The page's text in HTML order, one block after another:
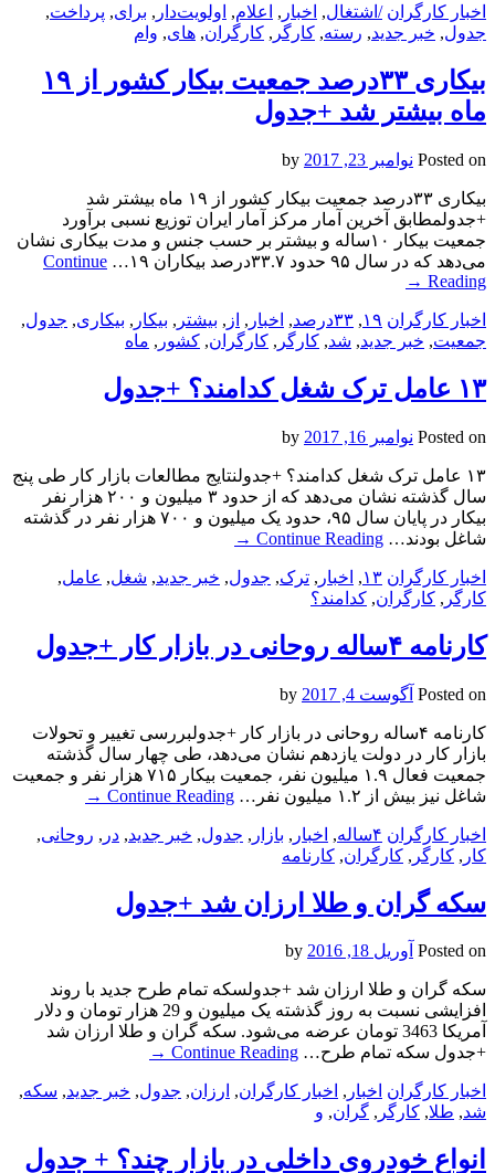
اخبار کارگران /اشتغال, اخبار , اعلام, اولویت‌دار , برای, پرداخت,
جدول, خبر جدید, رسته, کارگر , کارگران, های, وام
بیکاری ۳۳درصد جمعیت بیکار کشور از ۱۹
ماه بیشتر شد +جدول
Posted on نوامبر 23, 2017
بیکاری ۳۳درصد جمعیت بیکار کشور از ۱۹ ماه بیشتر شد
+جدولمطابق آخرین آمار مرکز آمار ایران توزیع نسبی برآورد
جمعیت بیکار ۱۰ساله و بیشتر بر حسب جنس و مدت بیکاری نشان
می‌دهد که در سال ۹۵ حدود ۳۳.۷درصد بیکاران ۱۹…
Continue
Reading
→
اخبار کارگران ۱۹, ۳۳درصد , اخبار , از , بیشتر , بیکار , بیکاری, جدول,
جمعیت, خبر جدید, شد, کارگر , کارگران, کشور , ماه
۱۳ عامل ترک شغل کدامند؟ +جدول
Posted on نوامبر 16, 2017
۱۳ عامل ترک شغل کدامند؟ +جدولنتایج مطالعات بازار کار طی پنج
سال گذشته نشان می‌دهد که از حدود ۳ میلیون و ۲۰۰ هزار نفر
بیکار در پایان سال ۹۵، حدود یک میلیون و ۷۰۰ هزار نفر در گذشته
شاغل بودند… Continue Reading
→
اخبار کارگران ۱۳, اخبار , ترک, جدول, خبر جدید, شغل, عامل,
کارگر , کارگران, کدامند؟
کارنامه ۴ساله روحانی در بازار کار +جدول
Posted on آگوست 4, 2017
کارنامه ۴ساله روحانی در بازار کار +جدولبررسی تغییر و تحولات
بازار کار در دولت یازدهم نشان می‌دهد، طی چهار سال گذشته
جمعیت فعال ۱.۹ میلیون نفر، جمعیت بیکار ۷۱۵ هزار نفر و جمعیت
شاغل نیز بیش از ۱.۲ میلیون نفر…
Continue Reading
→
اخبار کارگران ۴ساله , اخبار , بازار , جدول, خبر جدید, در , روحانی,
کار , کارگر , کارگران, کارنامه
سکه گران و طلا ارزان شد +جدول
Posted on آوریل 18, 2016
سکه گران و طلا ارزان شد +جدولسکه تمام طرح جدید با روند
افزایشی نسبت به روز گذشته یک میلیون و 29 هزار تومان و دلار
آمریکا 3463 تومان عرضه می‌شود. سکه گران و طلا ارزان شد
+جدول سکه تمام طرح… Continue Reading
→
اخبار کارگران اخبار , اخبار کارگران, ارزان, جدول, خبر جدید, سکه,
شد, طلا, کارگر , گران, و
انواع خودروی داخلی در بازار چند؟ + جدول